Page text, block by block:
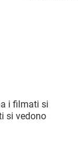
i filmati si
si vedono